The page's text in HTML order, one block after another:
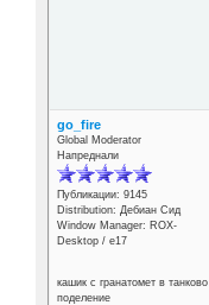
go_fire
Global Moderator
Напреднали
Публикации: 9145
Distribution: Дебиан Сид
Window Manager: ROX-
Desktop / е17
кашик с гранатомет в танково
поделение